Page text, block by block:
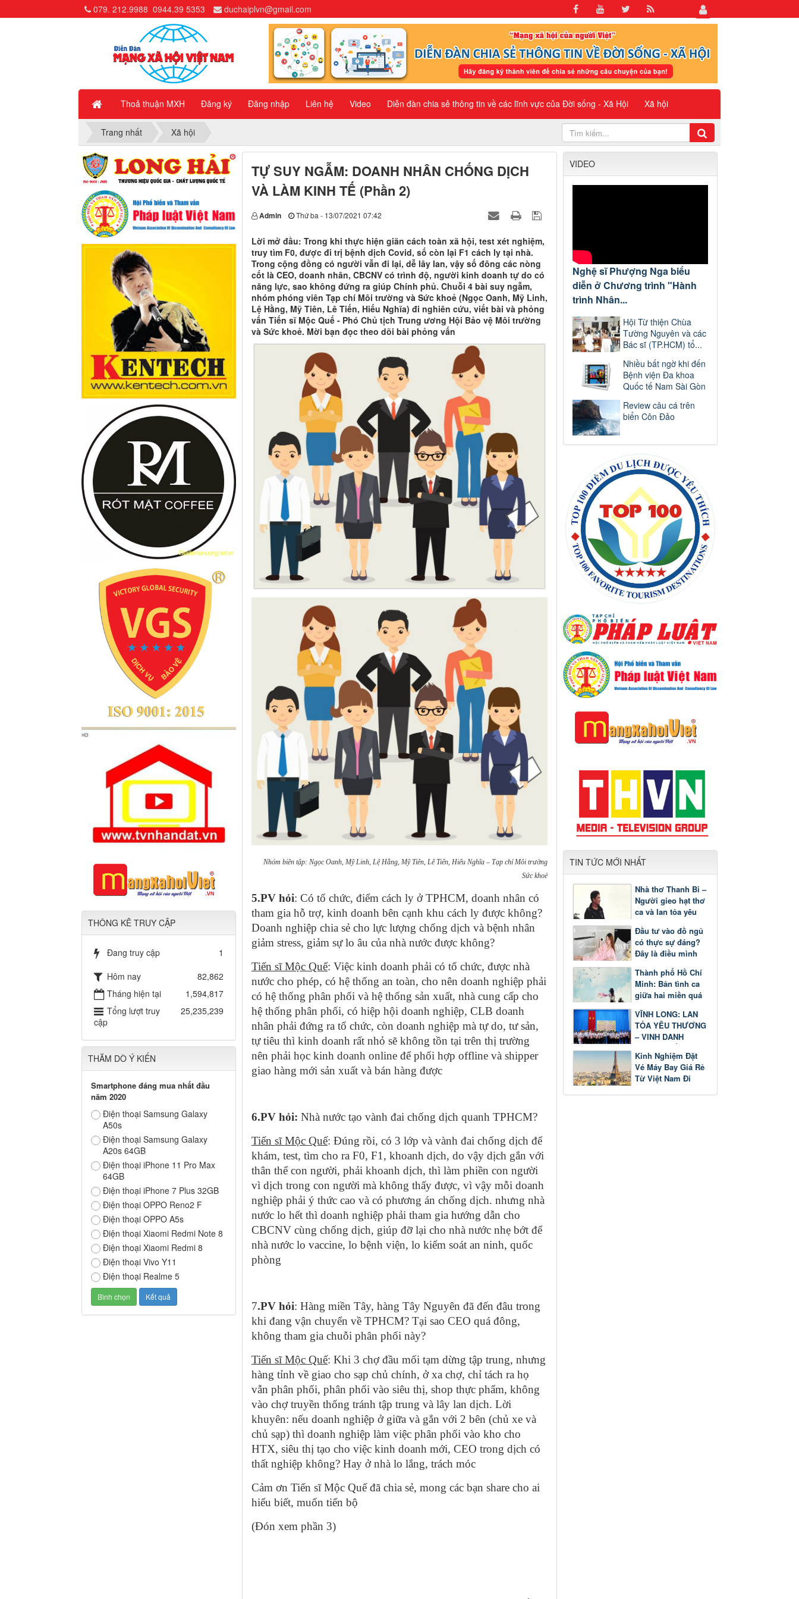
Thoả thuận MXH Đăng ký Đăng nhập Liên hệ Video Diễn đàn chia sẻ thông tin về các lĩnh vực của Đời sống - Xã Hội Xã hội
079. 212.9988 0944.39 5353 duchaiplvn@gmail.com
Trang nhất Xã hội
TỰ SUY NGẪM: DOANH NHÂN CHỐNG DỊCH
VÀ LÀM KINH TẾ (Phần 2)
Admin Thứ ba - 13/07/2021 07:42
Lời mở đầu: Trong khi thực hiện giãn cách toàn xã hội, test xét nghiệm,
truy tìm F0, được đi trị bệnh dịch Covid, số còn lại F1 cách ly tại nhà.
Trong cộng đồng có người vẫn đi lại, dễ lây lan, vậy số đông các nòng
cốt là CEO, doanh nhân, CBCNV có trình độ, người kinh doanh tự do có
năng lực, sao không đứng ra giúp Chính phủ. Chuỗi 4 bài suy ngẫm,
nhóm phóng viên Tạp chí Môi trường và Sức khoẻ (Ngọc Oanh, Mỹ Linh,
Lệ Hằng, Mỹ Tiên, Lê Tiến, Hiếu Nghĩa) đi nghiên cứu, viết bài và phỏng
vấn Tiến sĩ Mộc Quế - Phó Chủ tịch Trung ương Hội Bảo vệ Môi trường
và Sức khoẻ. Mời bạn đọc theo dõi bài phỏng vấn
Nhóm biên tập: Ngọc Oanh, Mỹ Linh, Lệ Hằng, Mỹ Tiên, Lê Tiến, Hiếu Nghĩa – Tạp chí Môi trường
Sức khoẻ
5.PV hỏi: Có tổ chức, điểm cách ly ở TPHCM, doanh nhân có
tham gia hỗ trợ, kinh doanh bên cạnh khu cách ly được không?
Doanh nghiệp chia sẻ cho lực lượng chống dịch và bệnh nhân
giảm stress, giảm sự lo âu của nhà nước được không?
Tiến sĩ Mộc Quế: Việc kinh doanh phải có tổ chức, được nhà
nước cho phép, có hệ thống an toàn, cho nên doanh nghiệp phải
có hệ thống phân phối và hệ thống sản xuất, nhà cung cấp cho
hệ thống phân phối, có hiệp hội doanh nghiệp, CLB doanh
nhân phải đứng ra tổ chức, còn doanh nghiệp mà tự do, tư sản,
tự tiêu thì kinh doanh rất nhỏ sẽ không tồn tại trên thị trường
nên phải học kinh doanh online để phối hợp offline và shipper
giao hàng mới sản xuất và bán hàng được
6.PV hỏi: Nhà nước tạo vành đai chống dịch quanh TPHCM?
Tiến sĩ Mộc Quế: Đúng rồi, có 3 lớp và vành đai chống dịch để
khám, test, tìm cho ra F0, F1, khoanh dịch, do vậy dịch gắn với
thân thể con người, phải khoanh dịch, thì làm phiền con người
vì dịch trong con người mà không thấy được, vì vậy mỗi doanh
nghiệp phải ý thức cao và có phương án chống dịch. nhưng nhà
nước lo hết thì doanh nghiệp phải tham gia hướng dẫn cho
CBCNV cùng chống dịch, giúp đỡ lại cho nhà nước nhẹ bớt để
nhà nước lo vaccine, lo bệnh viện, lo kiểm soát an ninh, quốc
phòng
7.PV hỏi: Hàng miền Tây, hàng Tây Nguyên đã đến đâu trong
khi đang vận chuyển về TPHCM? Tại sao CEO quá đông,
không tham gia chuỗi phân phối này?
Tiến sĩ Mộc Quế: Khi 3 chợ đầu mối tạm dừng tập trung, nhưng
hàng tỉnh về giao cho sạp chủ chính, ở xa chợ, chỉ tách ra họ
vẫn phân phối, phân phối vào siêu thị, shop thực phẩm, không
vào chợ truyền thống tránh tập trung và lây lan dịch. Lời
khuyên: nếu doanh nghiệp ở giữa và gắn với 2 bên (chủ xe và
chủ sạp) thì doanh nghiệp làm việc phân phối vào kho cho
HTX, siêu thị tạo cho việc kinh doanh mới, CEO trong dịch có
thất nghiệp không? Hay ở nhà lo lắng, trách móc
Cảm ơn Tiến sĩ Mộc Quế đã chia sẻ, mong các bạn share cho ai
hiểu biết, muốn tiến bộ
(Đón xem phần 3)
VIDEO
Nghệ sĩ Phượng Nga biểu
diễn ở Chương trình "Hành
trình Nhân...
Hội Từ thiện Chùa
Tường Nguyên và các
Bác sĩ (TP.HCM) tổ...
Nhiều bất ngờ khi đến
Bệnh viện Đa khoa
Quốc tế Nam Sài Gòn
Review câu cá trên
biển Côn Đảo
TIN TỨC MỚI NHẤT
Nhà thơ Thanh Bi –
Người gieo hạt thơ
ca và lan tỏa yêu
Đầu tư vào đồ ngủ
có thực sự đáng?
Đây là điều mình
thời gian
Thành phố Hồ Chí
Minh: Bản tình ca
giữa hai miền quá
VĨNH LONG: LAN
TỎA YÊU THƯƠNG
– VINH DANH
GƯƠNG SÁNG
HỌC TẬP
Kinh Nghiệm Đặt
Vé Máy Bay Giá Rẻ
Từ Việt Nam Đi
THÔNG KÊ TRUY CẬP
Đang truy cập
1
Hôm nay
82,862
Tháng hiện tại
1,594,817
Tổng lượt truy
cập
25,235,239
THĂM DÒ Ý KIẾN
Smartphone đáng mua nhất đầu
năm 2020
Điện thoại Samsung Galaxy
A50s
Điện thoại Samsung Galaxy
A20s 64GB
Điện thoại iPhone 11 Pro Max
64GB
Điện thoại iPhone 7 Plus 32GB
Điện thoại OPPO Reno2 F
Điện thoại OPPO A5s
Điện thoại Xiaomi Redmi Note 8
Điện thoại Xiaomi Redmi 8
Điện thoại Vivo Y11
Điện thoại Realme 5